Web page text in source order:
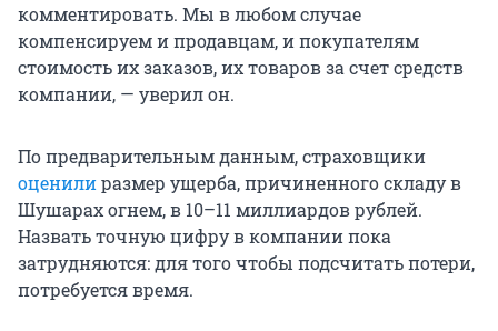
комментировать. Мы в любом случае
компенсируем и продавцам, и покупателям
стоимость их заказов, их товаров за счет средств
компании, — уверил он.
По предварительным данным, страховщики
оценилиразмер ущерба, причиненного складу в
Шушарах огнем, в 10–11 миллиардов рублей.
Назвать точную цифру в компании пока
затрудняются: для того чтобы подсчитать потери,
потребуется время.